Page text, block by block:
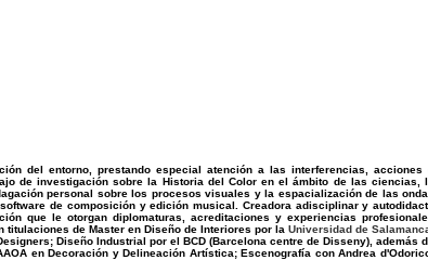
del entorno, prestando especial atención a las interferencias, acciones
de investigación sobre la Historia del Color en el ámbito de las ciencias,
personal sobre los procesos visuales y la espacialización de las
de composición y edición musical. Creadora adisciplinar y
que le otorgan diplomaturas, acreditaciones y experiencias
titulaciones de Master en Diseño de Interiores por la Universidad de
Diseño Industrial por el BCD (Barcelona centre de Disseny), además
en Decoración y Delineación Artística; Escenografía con Andrea